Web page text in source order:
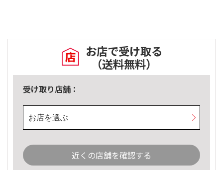
お店で受け取る
（送料無料）
受け取り店舗：
お店を選ぶ
近くの店舗を確認する